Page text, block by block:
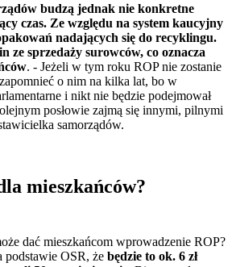
budzą jednak nie konkretne
czas. Ze względu na system kaucyjny
nadających się do recyklingu.
ze sprzedaży surowców, co oznacza
. - Jeżeli w tym roku ROP nie zostanie
o nim na kilka lat, bo w
i nikt nie będzie podejmował
posłowie zajmą się innymi, pilnymi
samorządów.​
mieszkańców?
dać mieszkańcom wprowadzenie ROP?
podstawie OSR, że będzie to ok. 6 zł